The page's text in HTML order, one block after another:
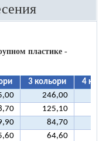
пластике -
3 кольори
4
246,00
125,10
84,70
64,60